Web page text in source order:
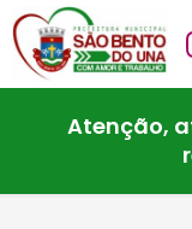
Atenção,